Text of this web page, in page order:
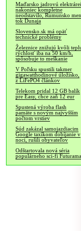
Maďarsko jadrovú
nakoniec kompletne
neodstavilo, Rumunsko
tok Dunaja
Slovensko.sk má opäť
technické problémy
Železnice znižujú kvôli
rýchlosť iba na 50 km/h,
spôsobuje to meškanie
V Poľsku spustili takmer
gigawatthodinové úložisko,
z LiFePO4 článkov
Telekom pridal 12 GB balík
pre Easy, chce zaň 12 eur
Spustená výroba flash
pamäte s novým najvyšším
počtom vrstiev
Súd zakázal samojazdiacim
Google taxíkom dobíjanie v
noci, rušili obyvateľov
Odštartovala nová séria
populárneho sci-fi Futurama